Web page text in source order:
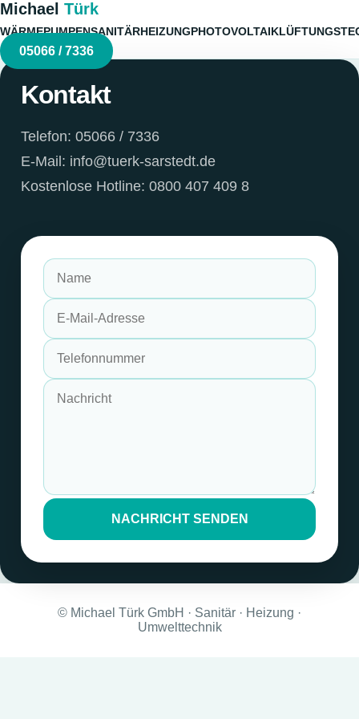
Michael Türk
WÄRMEPUMPENSANITÄRHEIZUNGPHOTOVOLTAIK
05066 / 7336
Kontakt
Telefon: 05066 / 7336
E-Mail: info@tuerk-sarstedt.de
Kostenlose Hotline: 0800 407 409 8
NACHRICHT SENDEN
© Michael Türk GmbH · Sanitär · Heizung ·
Umwelttechnik